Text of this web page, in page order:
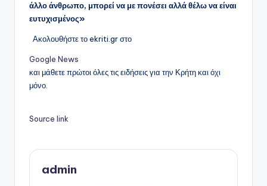
άλλο άνθρωπο, μπορεί να με πονέσει αλλά θέλω να είναι
ευτυχισμένος»
Ακολουθήστε το ekriti.gr στο
Google News
και μάθετε πρώτοι όλες τις ειδήσεις για την Κρήτη και όχι
μόνο.
Source link
admin